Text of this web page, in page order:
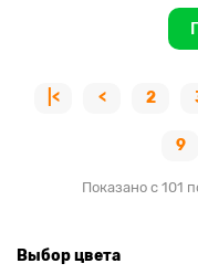
|< < 2
9
Показано с 101
Выбор цвета